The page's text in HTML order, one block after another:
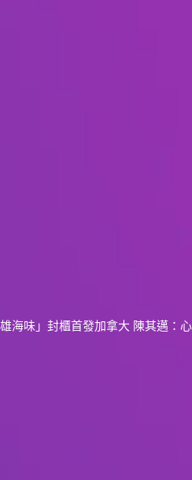
海味」封櫃首發加拿大 陳其邁：